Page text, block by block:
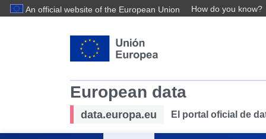
An official website of the European Union How do you know?
European data
data.europa.eu El portal oficial de